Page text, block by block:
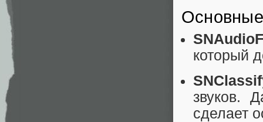
который
звуков.
сделает